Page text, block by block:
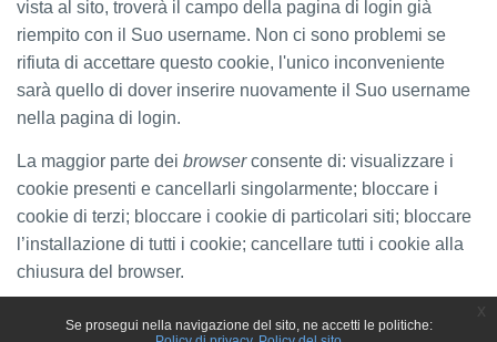
vista al sito, troverà il campo della pagina di login già
riempito con il Suo username. Non ci sono problemi se
rifiuta di accettare questo cookie, l'unico inconveniente
sarà quello di dover inserire nuovamente il Suo username
nella pagina di login.
La maggior parte dei browserconsente di: visualizzare i
cookie presenti e cancellarli singolarmente; bloccare i
cookie di terzi; bloccare i cookie di particolari siti; bloccare
l’installazione di tutti i cookie; cancellare tutti i cookie alla
chiusura del browser.
Se prosegui nella navigazione del sito, ne accetti le politiche: